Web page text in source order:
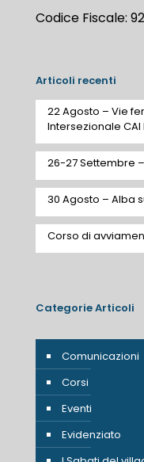
Codice Fiscale:
Articoli recenti
22 Agosto – Vie
Intersezionale
26-27 Settembre
30 Agosto – Alba
Corso di
Categorie Articoli
Comunicazioni
Corsi
Eventi
Evidenziato